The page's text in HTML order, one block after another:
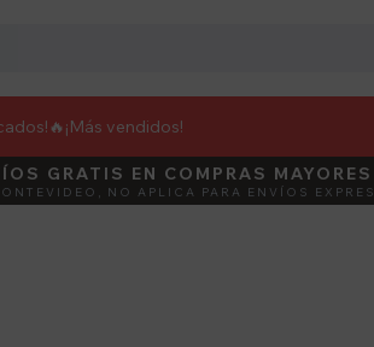
¡Más vendidos!
DEBUT
GRATIS EN COMPRAS
NO APLICA PARA ENVÍOS